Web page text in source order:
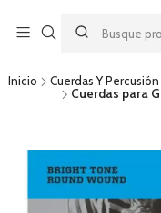
por una compra mínima
acumulable a otras
Inicio Cuerdas Y Percusión
Cuerdas para